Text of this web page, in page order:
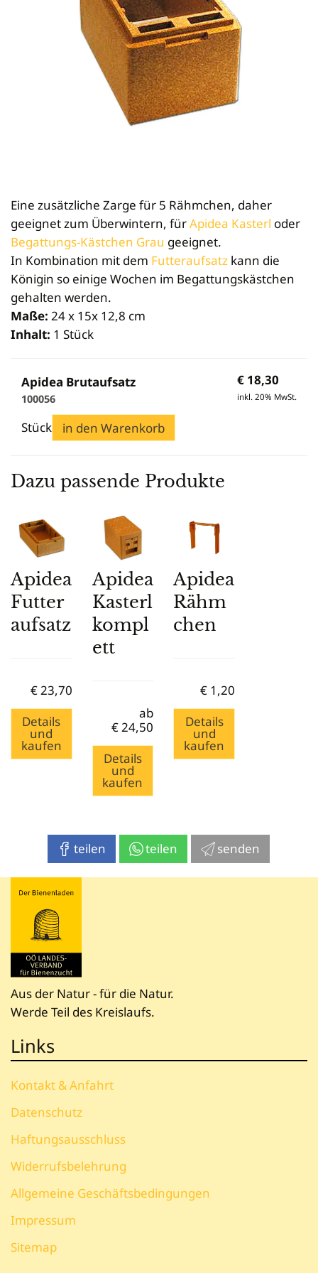
Mini Plus
Dadant-Beuten & Kompatible Systeme
Wabenhonigwelt
Rähmchen & Zubehör
Königinnen zeichnen
Diverses für Königinnenzucht
Schleudern
Propolisernte
Vermarktung
Verkaufsgebinde
Stockwaagen
Honig & Bienenprodukte
Königinnenzucht
Diverse Fachliteratur
Cremen & Salben
Lippenpflege
Mundhygiene
Geschenke/Diverses
Gießformen
Tierbedarf
Bienenpatenschaft
Newsletteranmeldung
Eine zusätzliche Zarge für 5 Rähmchen, daher
geeignet zum Überwintern, fürApidea Kasterl oder
Begattungs-Kästchen Grau geeignet.
In Kombination mit dem Futteraufsatz kann die
Königin so einige Wochen im Begattungskästchen
gehalten werden.
Maße: 24 x 15x 12,8 cm
Inhalt: 1 Stück
Apidea Brutaufsatz
100056
€ 18,30
inkl. 20% MwSt.
Stück in den Warenkorb
Dazu passende Produkte
Apidea
Futter
aufsatz
€23,70
Details
und
kaufen
Apidea
Kasterl
kompl
ett
ab
€24,50
Details
und
kaufen
Apidea
Rähm
chen
€ 1,20
Details
und
kaufen
teilen teilen senden
Aus der Natur - für die Natur.
Werde Teil des Kreislaufs.
Links
Kontakt & Anfahrt
Datenschutz
Haftungsausschluss
Widerrufsbelehrung
Allgemeine Geschäftsbedingungen
Impressum
Sitemap